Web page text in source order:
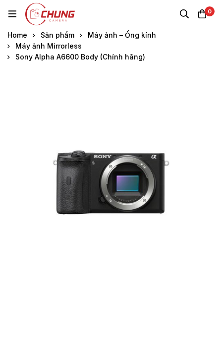
0
Home Sản phẩm
Máy ảnh – Ống kính
Máy ảnh Mirrorless
Sony Alpha A6600 Body (Chính hãng)